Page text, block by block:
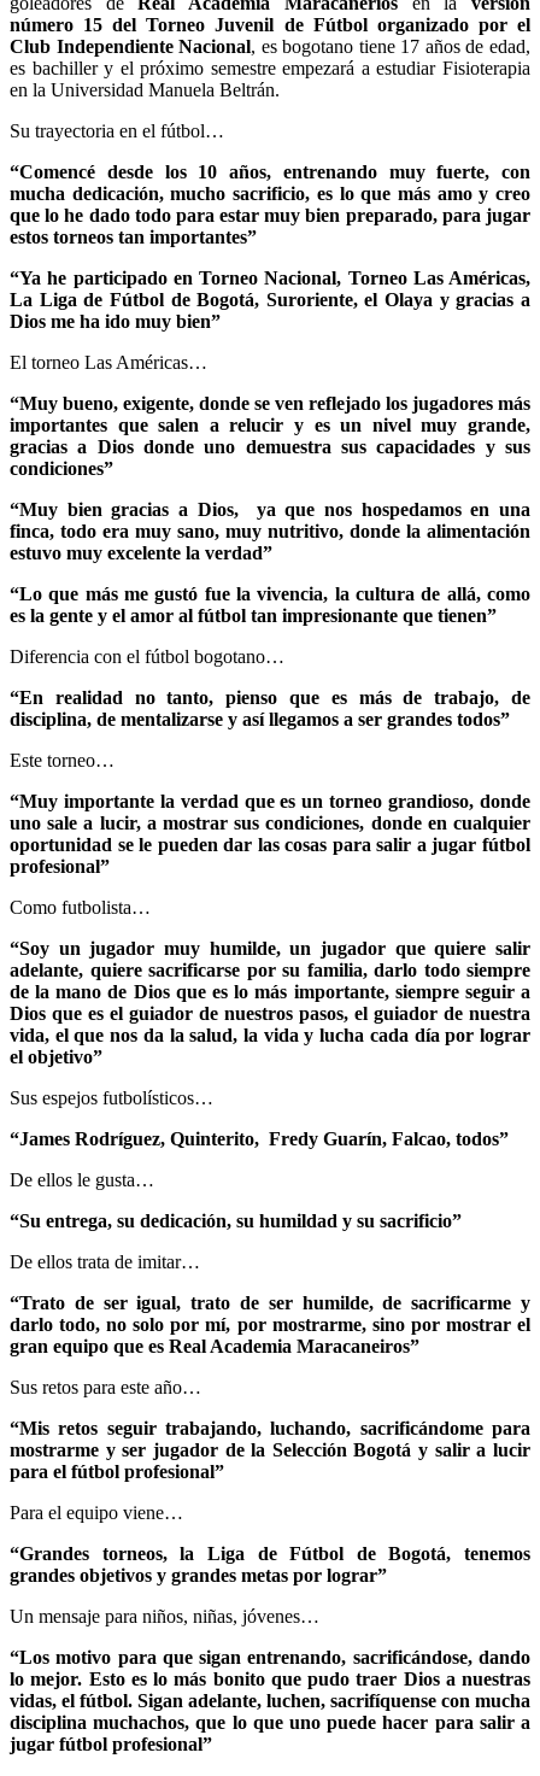
número 15 del Torneo Juvenil de Fútbol organizado por el
Club Independiente Nacional, es bogotano tiene 17 años de edad,
es bachiller y el próximo semestre empezará a estudiar Fisioterapia
en la Universidad Manuela Beltrán.
Su trayectoria en el fútbol…
“Comencé desde los 10 años, entrenando muy fuerte, con
mucha dedicación, mucho sacrificio, es lo que más amo y creo
que lo he dado todo para estar muy bien preparado, para jugar
estos torneos tan importantes”
“Ya he participado en Torneo Nacional, Torneo Las Américas,
La Liga de Fútbol de Bogotá, Suroriente, el Olaya y gracias a
Dios me ha ido muy bien”
El torneo Las Américas…
“Muy bueno, exigente, donde se ven reflejado los jugadores más
importantes que salen a relucir y es un nivel muy grande,
gracias a Dios donde uno demuestra sus capacidades y sus
condiciones”
“Muy bien gracias a Dios, ya que nos hospedamos en una
finca, todo era muy sano, muy nutritivo, donde la alimentación
estuvo muy excelente la verdad”
“Lo que más me gustó fue la vivencia, la cultura de allá, como
es la gente y el amor al fútbol tan impresionante que tienen”
Diferencia con el fútbol bogotano…
“En realidad no tanto, pienso que es más de trabajo, de
disciplina, de mentalizarse y así llegamos a ser grandes todos”
Este torneo…
“Muy importante la verdad que es un torneo grandioso, donde
uno sale a lucir, a mostrar sus condiciones, donde en cualquier
oportunidad se le pueden dar las cosas para salir a jugar fútbol
profesional”
Como futbolista…
“Soy un jugador muy humilde, un jugador que quiere salir
adelante, quiere sacrificarse por su familia, darlo todo siempre
de la mano de Dios que es lo más importante, siempre seguir a
Dios que es el guiador de nuestros pasos, el guiador de nuestra
vida, el que nos da la salud, la vida y lucha cada día por lograr
el objetivo”
Sus espejos futbolísticos…
“James Rodríguez, Quinterito, Fredy Guarín, Falcao, todos”
De ellos le gusta…
“Su entrega, su dedicación, su humildad y su sacrificio”
De ellos trata de imitar…
“Trato de ser igual, trato de ser humilde, de sacrificarme y
darlo todo, no solo por mí, por mostrarme, sino por mostrar el
gran equipo que es Real Academia Maracaneiros”
Sus retos para este año…
“Mis retos seguir trabajando, luchando, sacrificándome para
mostrarme y ser jugador de la Selección Bogotá y salir a lucir
para el fútbol profesional”
Para el equipo viene…
“Grandes torneos, la Liga de Fútbol de Bogotá, tenemos
grandes objetivos y grandes metas por lograr”
Un mensaje para niños, niñas, jóvenes…
“Los motivo para que sigan entrenando, sacrificándose, dando
lo mejor. Esto es lo más bonito que pudo traer Dios a nuestras
vidas, el fútbol. Sigan adelante, luchen, sacrifíquense con mucha
disciplina muchachos, que lo que uno puede hacer para salir a
jugar fútbol profesional”